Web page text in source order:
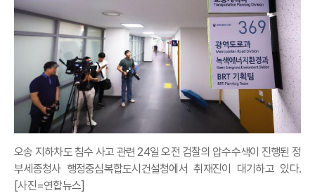
오송 지하차도 침수 사고 관련 24일 오전 검찰의 압수수색이 진행된 정
부세종청사 행정중심복합도시건설청에서 취재진이 대기하고 있다.
[사진=연합뉴스]